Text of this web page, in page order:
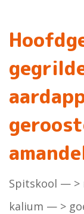
Spitskool — >
kalium — >